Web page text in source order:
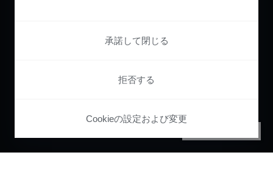
承諾して閉じる
拒否する
Cookieの設定および変更